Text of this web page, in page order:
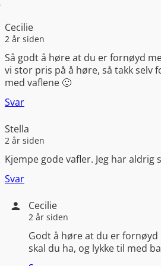
Cecilie
2 år siden
Så godt å høre at du er fornøyd
vi stor pris på å høre, så takk selv
med vaflene 🙂
Svar
Stella
2 år siden
Kjempe gode vafler. Jeg har aldrig
Svar
Cecilie
2 år siden
Godt å høre at du er
skal du ha, og lykke til med